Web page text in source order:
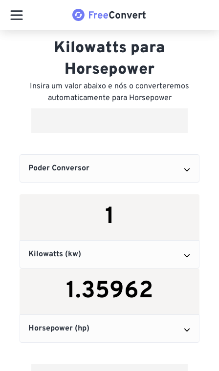
Kilowatts para
Horsepower
Insira um valor abaixo e nós o converteremos
automaticamente para Horsepower